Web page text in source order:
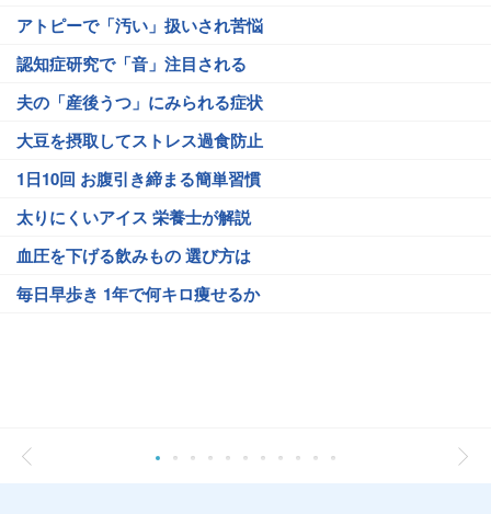
アトピーで「汚い」扱いされ苦悩
認知症研究で「音」注目される
夫の「産後うつ」にみられる症状
大豆を摂取してストレス過食防止
1日10回 お腹引き締まる簡単習慣
太りにくいアイス 栄養士が解説
血圧を下げる飲みもの 選び方は
毎日早歩き 1年で何キロ痩せるか